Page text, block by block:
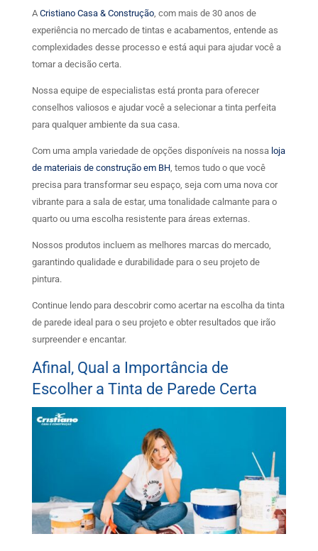
A Cristiano Casa & Construção, com mais de 30 anos de
experiência no mercado de tintas e acabamentos, entende as
complexidades desse processo e está aqui para ajudar você a
tomar a decisão certa.
Nossa equipe de especialistas está pronta para oferecer
conselhos valiosos e ajudar você a selecionar a tinta perfeita
para qualquer ambiente da sua casa.
Com uma ampla variedade de opções disponíveis na nossa loja
de materiais de construção em BH, temos tudo o que você
precisa para transformar seu espaço, seja com uma nova cor
vibrante para a sala de estar, uma tonalidade calmante para o
quarto ou uma escolha resistente para áreas externas.
Nossos produtos incluem as melhores marcas do mercado,
garantindo qualidade e durabilidade para o seu projeto de
pintura.
Continue lendo para descobrir como acertar na escolha da tinta
de parede ideal para o seu projeto e obter resultados que irão
surpreender e encantar.
Afinal, Qual a Importância de
Escolher a Tinta de Parede Certa